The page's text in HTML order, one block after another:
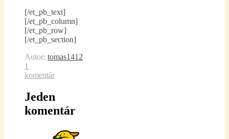
[/et_pb_text]
[/et_pb_column]
[/et_pb_row]
[/et_pb_section]
Autor: tomas1412
1
komentár
Jeden
komentár